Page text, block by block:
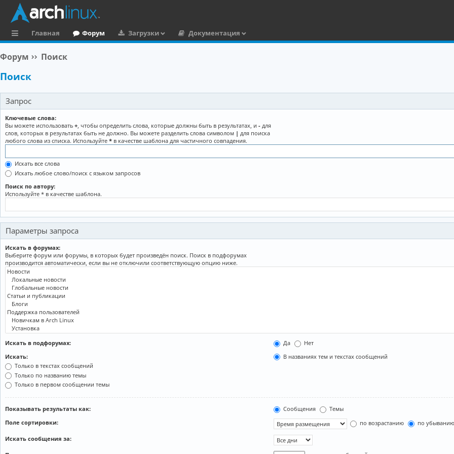
ы
л
к
и
Главная Форум Загрузки Документация
Форум Поиск
Поиск
Запрос
Ключевые слова:
Вы можете использовать +, чтобы определить слова, которые должны быть в результатах, и - для
слов, которых в результатах быть не должно. Вы можете разделить слова символом | для поиска
любого слова из списка. Используйте * в качестве шаблона для частичного совпадения.
Искать все слова
Искать любое слово/поиск с языком запросов
Поиск по автору:
Используйте * в качестве шаблона.
Параметры запроса
Искать в форумах:
Выберите форум или форумы, в которых будет произведён поиск. Поиск в подфорумах
производится автоматически, если вы не отключили соответствующую опцию ниже.
Искать в подфорумах: Да
Нет
Искать:
В названиях тем и текстах сообщений
Только в текстах сообщений
Только по названию темы
Только в первом сообщении темы
Показывать результаты как: Сообщения
Темы
Поле сортировки:
по возрастанию по убыванию
Искать сообщения за: